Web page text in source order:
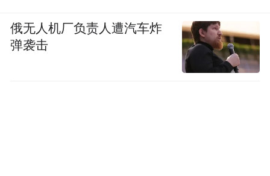
俄无人机厂负责人遭汽车炸
弹袭击